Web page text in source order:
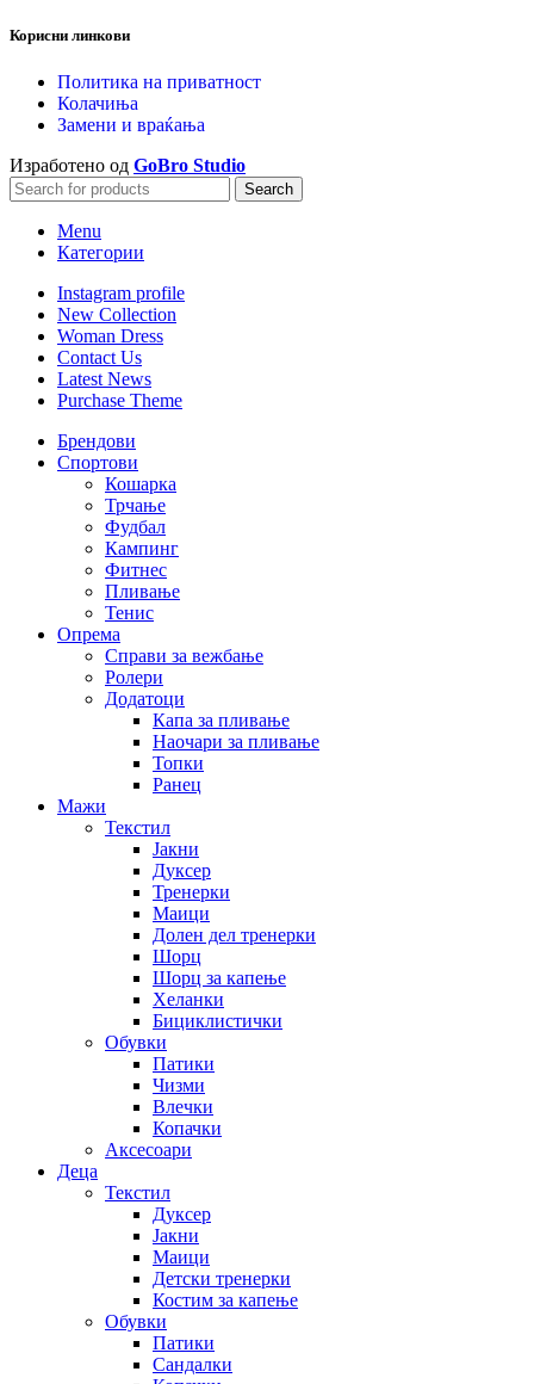
Корисни линкови
Политика на приватност
Колачиња
Замени и враќања
Изработено од GoBro Studio
Search
Menu
Категории
Instagram profile
New Collection
Woman Dress
Contact Us
Latest News
Purchase Theme
Брендови
Спортови
Кошарка
Трчање
Фудбал
Кампинг
Фитнес
Пливање
Тенис
Опрема
Справи за вежбање
Ролери
Додатоци
Капа за пливање
Наочари за пливање
Топки
Ранец
Мажи
Текстил
Јакни
Дуксер
Тренерки
Маици
Долен дел тренерки
Шорц
Шорц за капење
Хеланки
Бициклистички
Обувки
Патики
Чизми
Влечки
Копачки
Аксесоари
Деца
Текстил
Дуксер
Јакни
Маици
Детски тренерки
Костим за капење
Обувки
Патики
Сандалки